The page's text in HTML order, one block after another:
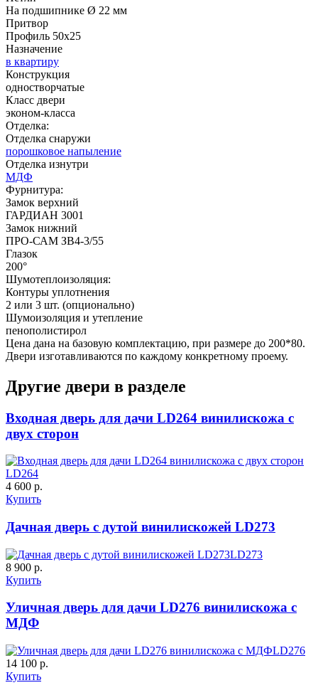
Д-36 С
ДНТ ДС
ДУБ БЕЛЁНЫЙ
Рисунок 15
C51
C53
C55 C56
C59
На подшипнике Ø 22 мм
Притвор
Профиль 50х25
Назначение
в квартиру
Конструкция
одностворчатые
Класс двери
эконом-класса
Отделка:
Отделка снаружи
порошковое напыление
Отделка изнутри
МДФ
Фурнитура:
Замок верхний
ГАРДИАН 3001
Замок нижний
ПРО-САМ ЗВ4-3/55
Глазок
200°
Шумотеплоизоляция:
Контуры уплотнения
2 или 3 шт. (опционально)
Шумоизоляция и утепление
пенополистирол
Цена дана на базовую комплектацию, при размере до 200*80.
Двери изготавливаются по каждому конкретному проему.
Другие двери в разделе
Входная дверь для дачи LD264 винилискожа с
двух сторон
LD264
4 600 р.
Купить
Дачная дверь с дутой винилискожей LD273
LD273
8 900 р.
Купить
Уличная дверь для дачи LD276 винилискожа с
МДФ
LD276
14 100 р.
Купить